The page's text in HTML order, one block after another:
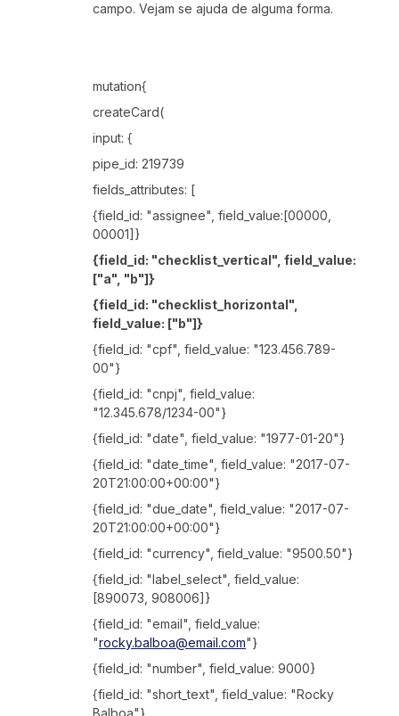
campo. Vejam se ajuda de alguma forma.
mutation{
createCard(
input: {
pipe_id: 219739
fields_attributes: [
{field_id: "assignee", field_value:[00000,
00001]}
{field_id: "checklist_vertical", field_value:
["a", "b"]}
{field_id: "checklist_horizontal",
field_value: ["b"]}
{field_id: "cpf", field_value: "123.456.789-
00"}
{field_id: "cnpj", field_value:
"12.345.678/1234-00"}
{field_id: "date", field_value: "1977-01-20"}
{field_id: "date_time", field_value: "2017-07-
20T21:00:00+00:00"}
{field_id: "due_date", field_value: "2017-07-
20T21:00:00+00:00"}
{field_id: "currency", field_value: "9500.50"}
{field_id: "label_select", field_value:
[890073, 908006]}
{field_id: "email", field_value:
"rocky.balboa@email.com"}
{field_id: "number", field_value: 9000}
{field_id: "short_text", field_value: "Rocky